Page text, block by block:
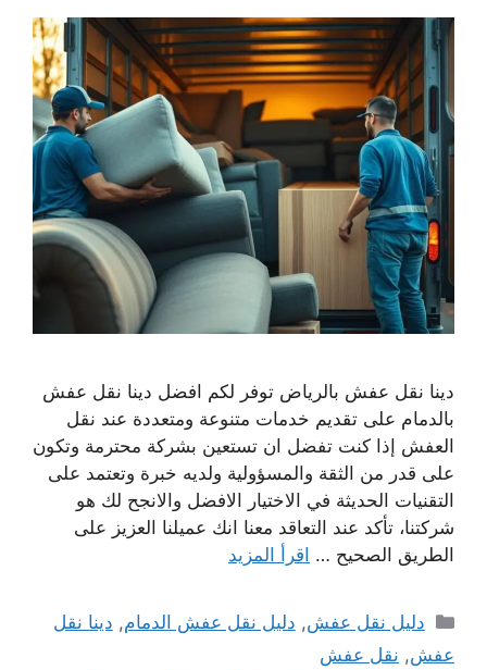
دينا نقل عفش بالرياض توفر لكم افضل دينا نقل عفش
بالدمام على تقديم خدمات متنوعة ومتعددة عند نقل
العفش إذا كنت تفضل ان تستعين بشركة محترمة وتكون
على قدر من الثقة والمسؤولية ولديه خبرة وتعتمد على
التقنيات الحديثة في الاختيار الافضل والانجح لك هو
شركتنا، تأكد عند التعاقد معنا انك عميلنا العزيز على
الطريق الصحيح … اقرأ المزيد
التصنيفات
دليل نقل عفش, دليل نقل عفش الدمام, دينا نقل
عفش, نقل عفش